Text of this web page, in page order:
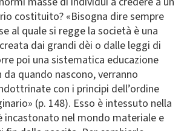
costituito? «Bisogna dire sempre
al quale si regge la società è una
dai grandi dèi o dalle leggi di
poi una sistematica educazione
da quando nascono, verranno
con i principi dell’ordine
(p. 148). Esso è intessuto nella
incastonato nel mondo materiale e